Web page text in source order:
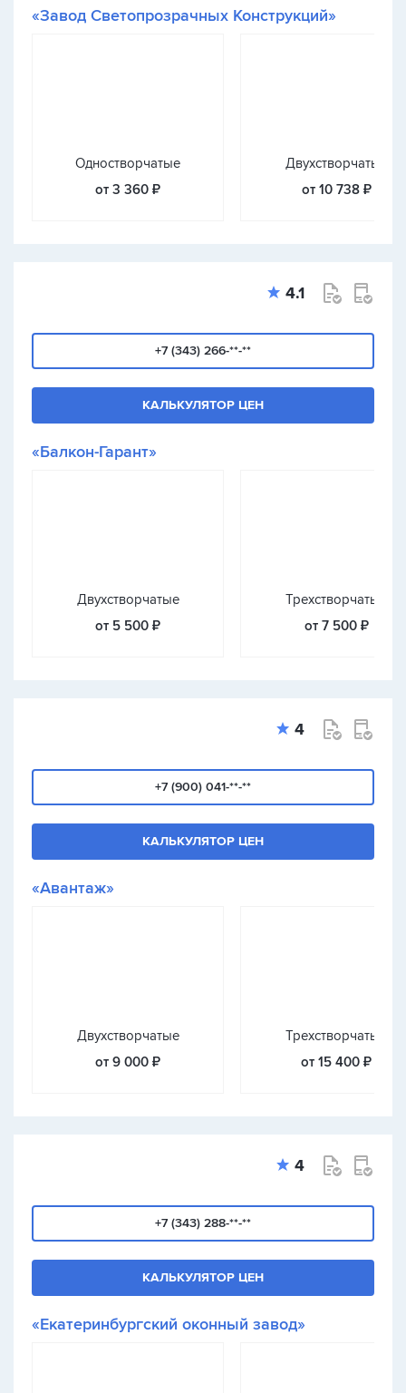
«Завод Светопрозрачных Конструкций»
Одностворчатые
от 3 360 ₽
Двухстворчатые
от 10 738 ₽
4.1
+7 (343) 266-**-**
КАЛЬКУЛЯТОР ЦЕН
«Балкон-Гарант»
Двухстворчатые
от 5 500 ₽
Трехстворчатые
от 7 500 ₽
4
+7 (900) 041-**-**
КАЛЬКУЛЯТОР ЦЕН
«Авантаж»
Двухстворчатые
от 9 000 ₽
Трехстворчатые
от 15 400 ₽
4
+7 (343) 288-**-**
КАЛЬКУЛЯТОР ЦЕН
«Екатеринбургский оконный завод»